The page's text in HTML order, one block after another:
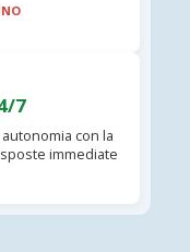
7
con la
immediate